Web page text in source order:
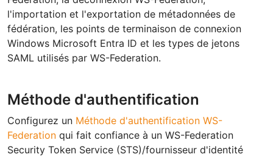
l'importation et l'exportation de métadonnées de
fédération, les points de terminaison de connexion
Windows Microsoft Entra ID et les types de jetons
SAML utilisés par WS-Federation.
Méthode d'authentification
Configurez un Méthode d'authentification WS-
Federation qui fait confiance à un WS-Federation
Security Token Service (STS)/fournisseur d'identité